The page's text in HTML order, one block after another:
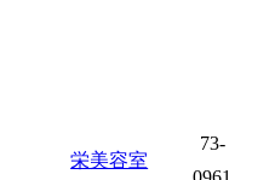
栄美容室
73-